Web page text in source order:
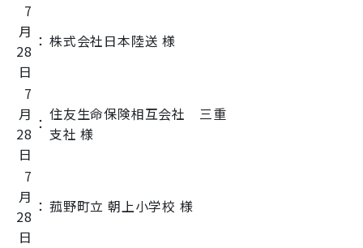
7
月
28
日
： 株式会社日本陸送 様
7
月
28
日
： 住友生命保険相互会社 三重
支社 様
7
月
28
日
： 菰野町立 朝上小学校 様